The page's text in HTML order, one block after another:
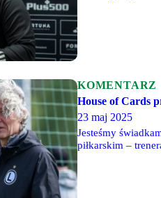
KOMENTARZ
House of Cards
23 maj 2025
Jesteśmy
piłkarskim –